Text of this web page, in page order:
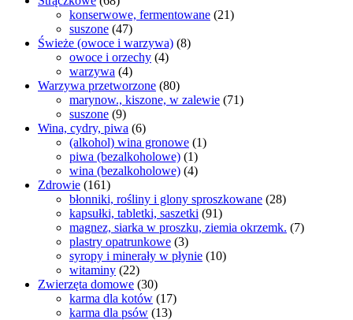
konserwowe, fermentowane (21)
suszone (47)
Świeże (owoce i warzywa) (8)
owoce i orzechy (4)
warzywa (4)
Warzywa przetworzone (80)
marynow., kiszone, w zalewie (71)
suszone (9)
Wina, cydry, piwa (6)
(alkohol) wina gronowe (1)
piwa (bezalkoholowe) (1)
wina (bezalkoholowe) (4)
Zdrowie (161)
błonniki, rośliny i glony sproszkowane (28)
kapsułki, tabletki, saszetki (91)
magnez, siarka w proszku, ziemia okrzemk. (7)
plastry opatrunkowe (3)
syropy i minerały w płynie (10)
witaminy (22)
Zwierzęta domowe (30)
karma dla kotów (17)
karma dla psów (13)